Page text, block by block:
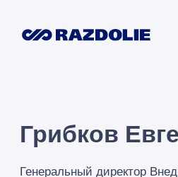
Генеральный директор Внедренческого
центра «Раздолье»